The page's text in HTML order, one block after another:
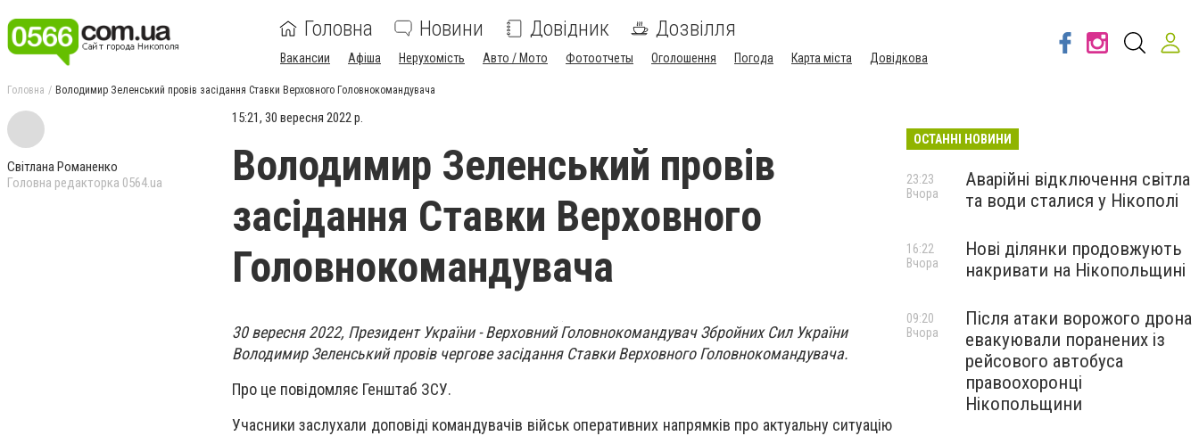
Головна Новини Довідник Дозвілля
Вакансии Афіша Нерухомість Авто / Мото Фотоотчеты Оголошення Погода Карта міста Довідкова
Головна Володимир Зеленський провів засідання Ставки Верховного Головнокомандувача
Світлана Романенко
Головна редакторка 0564.ua
15:21, 30 вересня 2022 р.
Володимир Зеленський провів
засідання Ставки Верховного
Головнокомандувача
30 вересня 2022, Президент України - Верховний Головнокомандувач Збройних Сил України
Володимир Зеленський провів чергове засідання Ставки Верховного Головнокомандувача.
Про це повідомляє Генштаб ЗСУ.
Учасники заслухали доповіді командувачів військ оперативних напрямків про актуальну ситуацію
ОСТАННІ НОВИНИ
Аварійні відключення світла
та води сталися у Нікополі
23:23
Вчора
Нові ділянки продовжують
накривати на Нікопольщині
16:22
Вчора
Після атаки ворожого дрона
евакуювали поранених із
рейсового автобуса
правоохоронці
Нікопольщини
09:20
Вчора